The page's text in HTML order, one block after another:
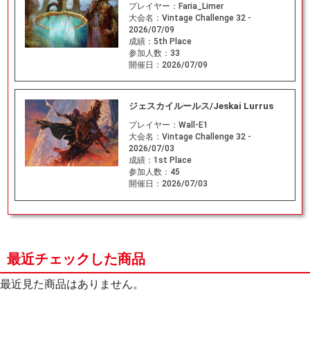
プレイヤー： Faria_Limer
大会名： Vintage Challenge 32 -
2026/07/09
成績： 5th Place
参加人数： 33
開催日： 2026/07/09
ジェスカイルールス/Jeskai Lurrus
プレイヤー： Wall-E1
大会名： Vintage Challenge 32 -
2026/07/03
成績： 1st Place
参加人数： 45
開催日： 2026/07/03
最近チェックした商品
最近見た商品はありません。